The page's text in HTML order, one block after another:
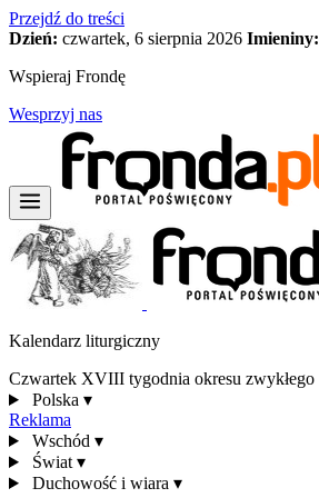
Przejdź do treści
Dzień: czwartek, 6 sierpnia 2026 Imieniny:
Wspieraj Frondę
Wesprzyj nas
Kalendarz liturgiczny
Czwartek XVIII tygodnia okresu zwykłego
Polska ▾
Reklama
Wschód ▾
Świat ▾
Duchowość i wiara ▾